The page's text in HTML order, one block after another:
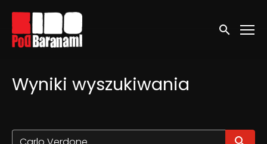
Linki ułatwień dostępu
Wyszukaj
Wyniki wyszukiwania